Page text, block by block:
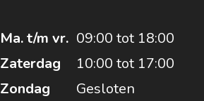
Ma. t/m vr. 09:00 tot 18:00
Zaterdag
10:00 tot 17:00
Zondag
Gesloten